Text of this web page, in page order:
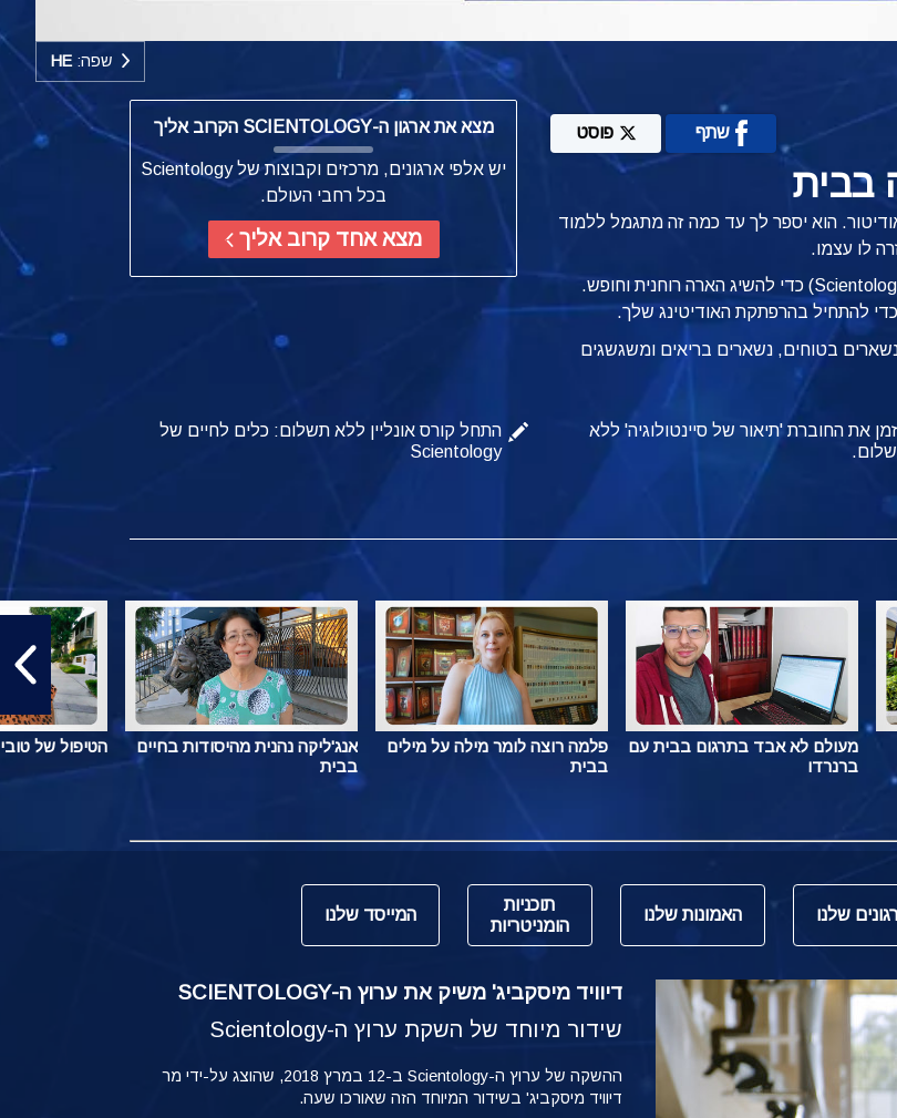
שפה:HE
שתף פוסט
בבית
הוא יספר לך עד כמה זה מתגמל ללמוד
כדי להתחיל בהרפתקת האודיטינג שלך.
בטוחים, נשארים בריאים ומשגשגים
מצא את ארגון ה-SCIENTOLOGY הקרוב אליך
יש אלפי ארגונים, מרכזים וקבוצות של Scientology
בכל רחבי העולם.
מצא אחד קרוב אליך
את החוברת 'תיאור של סיינטולוגיה' ללא
התחל קורס אונליין ללא תשלום: כלים לחיים של
Scientology
מעולם לא אבד בתרגום בבית עם
ברנרדו
פלמה רוצה לומר מילה על מילים
בבית
אנג'ליקה נהנית מהיסודות בחיים
בבית
הטיפול של
שלנו האמונות שלנו
תוכניות
הומניטריות
המייסד שלנו
דיוויד מיסקביג' משיק את ערוץ ה-SCIENTOLOGY
שידור מיוחד של השקת ערוץ ה-Scientology
ההשקה של ערוץ ה-Scientology ב-12 במרץ 2018, שהוצג על-ידי מר
דיוויד מיסקביג' בשידור המיוחד הזה שאורכו שעה.